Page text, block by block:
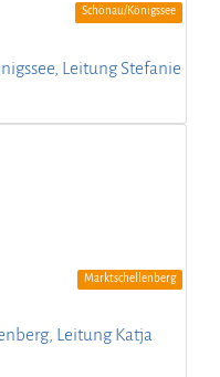
Schönau/Königssee
Leitung Stefanie
Marktschellenberg
Leitung Katja